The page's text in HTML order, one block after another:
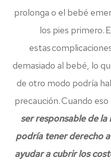
prolonga o el bebé
los pies primero.
estas
demasiado al bebé, lo
de otro modo podría
precaución. Cuando eso
ser responsable de la
podría tener derecho
ayudar a cubrir los